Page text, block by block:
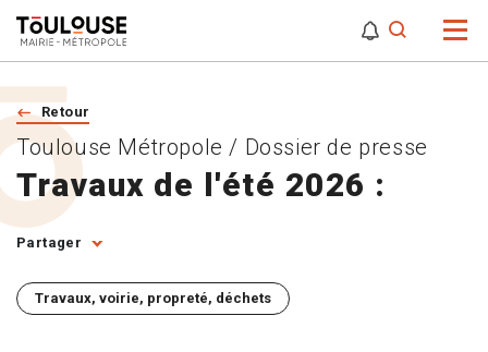
Retour
Travaux de l'été 2026 :
Toulouse Métropole / Dossier de presse
Partager
Travaux, voirie, propreté, déchets